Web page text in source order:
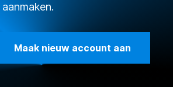
Maak nieuw account aan